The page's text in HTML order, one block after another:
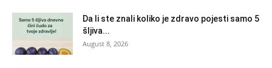
Da li ste znali koliko je zdravo pojesti samo 5
šljiva...
August 8, 2026